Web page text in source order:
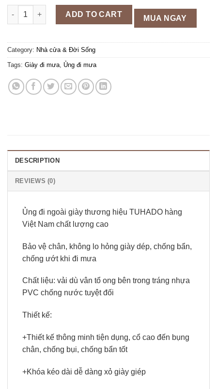
Bọc giày đi mưa cao cổ Tuhado,chất liệu vải dù cao cấp
ADD TO CART MUA NGAY
Category: Nhà cửa & Đời Sống
Tags: Giày đi mưa Ủng đi mưa
DESCRIPTION
REVIEWS (0)
Ủng đi ngoài giày thương hiệu TUHADO hàng
Việt Nam chất lượng cao
Bảo vệ chân, không lo hỏng giày dép, chống bẩn,
chống ướt khi đi mưa
Chất liệu: vải dù vân tổ ong bên trong tráng nhựa
PVC chống nước tuyệt đối
Thiết kế:
+Thiết kế thông minh tiện dụng, cổ cao đến bụng
chân, chống bụi, chống bẩn tốt
+Khóa kéo dài dễ dàng xỏ giày giép